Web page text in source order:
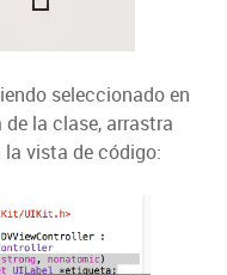
seleccionado en
la clase, arrastra
vista de código: